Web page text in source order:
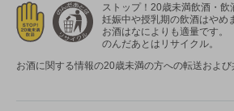
ストップ！20歳未満飲酒・飲
妊娠中や授乳期の飲酒はやめ
お酒はなによりも適量です。
のんだあとはリサイクル。
お酒に関する情報の20歳未満の方への転送および